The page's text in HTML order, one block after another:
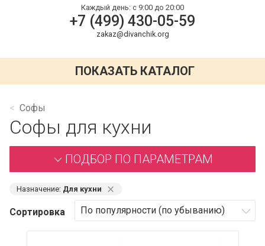
Каждый день: с 9:00 до 20:00
+7 (499) 430-05-59
zakaz@divanchik.org
ПОКАЗАТЬ КАТАЛОГ
Софы
Софы для кухни
ПОДБОР ПО ПАРАМЕТРАМ
Назначение: Для кухни ⨯
Сортировка